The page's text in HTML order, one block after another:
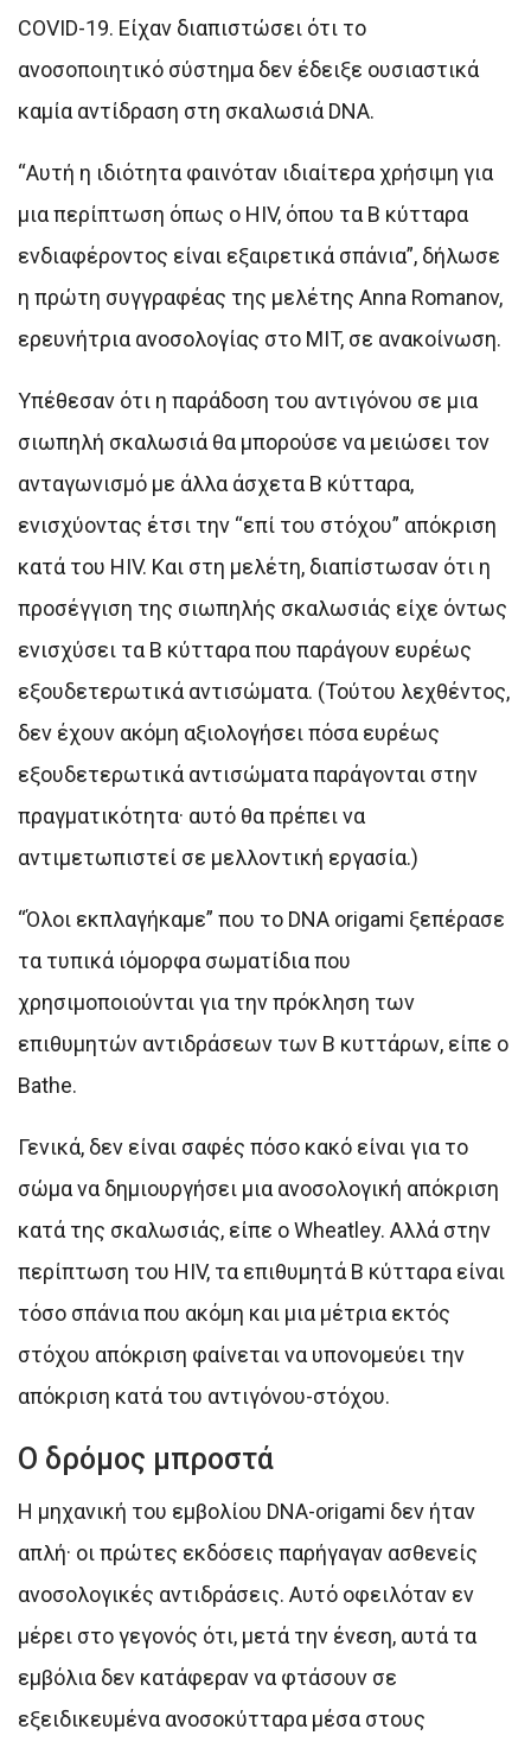
COVID-19. Είχαν διαπιστώσει ότι το
ανοσοποιητικό σύστημα δεν έδειξε ουσιαστικά
καμία αντίδραση στη σκαλωσιά DNA.
“Αυτή η ιδιότητα φαινόταν ιδιαίτερα χρήσιμη για
μια περίπτωση όπως ο HIV, όπου τα Β κύτταρα
ενδιαφέροντος είναι εξαιρετικά σπάνια”, δήλωσε
η πρώτη συγγραφέας της μελέτης Anna Romanov,
ερευνήτρια ανοσολογίας στο MIT, σε ανακοίνωση.
Υπέθεσαν ότι η παράδοση του αντιγόνου σε μια
σιωπηλή σκαλωσιά θα μπορούσε να μειώσει τον
ανταγωνισμό με άλλα άσχετα Β κύτταρα,
ενισχύοντας έτσι την “επί του στόχου” απόκριση
κατά του HIV. Και στη μελέτη, διαπίστωσαν ότι η
προσέγγιση της σιωπηλής σκαλωσιάς είχε όντως
ενισχύσει τα Β κύτταρα που παράγουν ευρέως
εξουδετερωτικά αντισώματα. (Τούτου λεχθέντος,
δεν έχουν ακόμη αξιολογήσει πόσα ευρέως
εξουδετερωτικά αντισώματα παράγονται στην
πραγματικότητα· αυτό θα πρέπει να
αντιμετωπιστεί σε μελλοντική εργασία.)
“Όλοι εκπλαγήκαμε” που το DNA origami ξεπέρασε
τα τυπικά ιόμορφα σωματίδια που
χρησιμοποιούνται για την πρόκληση των
επιθυμητών αντιδράσεων των Β κυττάρων, είπε ο
Bathe.
Γενικά, δεν είναι σαφές πόσο κακό είναι για το
σώμα να δημιουργήσει μια ανοσολογική απόκριση
κατά της σκαλωσιάς, είπε ο Wheatley. Αλλά στην
περίπτωση του HIV, τα επιθυμητά Β κύτταρα είναι
τόσο σπάνια που ακόμη και μια μέτρια εκτός
στόχου απόκριση φαίνεται να υπονομεύει την
απόκριση κατά του αντιγόνου-στόχου.
Ο δρόμος μπροστά
Η μηχανική του εμβολίου DNA-origami δεν ήταν
απλή· οι πρώτες εκδόσεις παρήγαγαν ασθενείς
ανοσολογικές αντιδράσεις. Αυτό οφειλόταν εν
μέρει στο γεγονός ότι, μετά την ένεση, αυτά τα
εμβόλια δεν κατάφεραν να φτάσουν σε
εξειδικευμένα ανοσοκύτταρα μέσα στους